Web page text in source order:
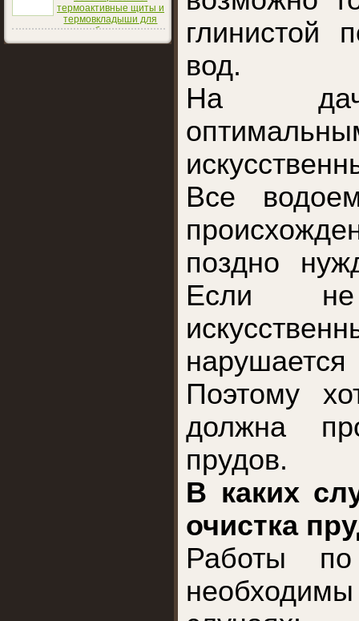
термоактивные щиты и
термовкладыши для
опалубок
глинистой
вод.
На
Все
поздно
Если не
Поэтому
должна
прудов.
В каких
очистка
Работы